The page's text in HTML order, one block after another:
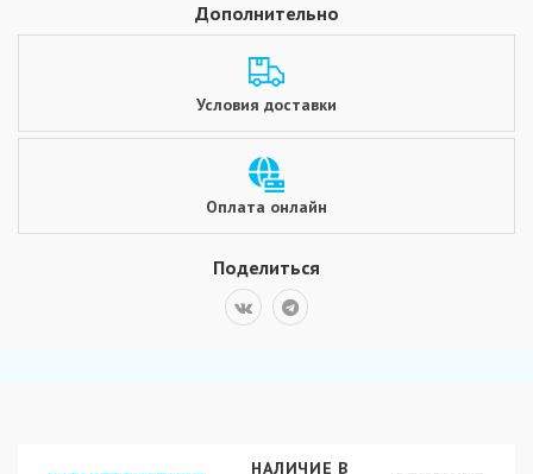
Дополнительно
Условия доставки
Оплата онлайн
Поделиться
НАЛИЧИЕ В